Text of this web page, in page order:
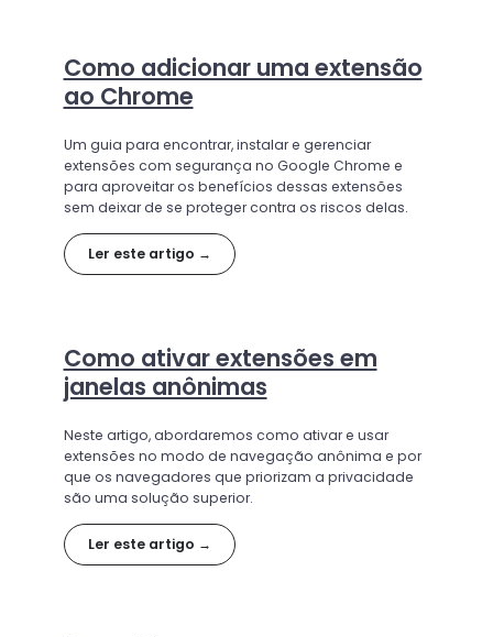
Como adicionar uma extensão
ao Chrome
Um guia para encontrar, instalar e gerenciar
extensões com segurança no Google Chrome e
para aproveitar os benefícios dessas extensões
sem deixar de se proteger contra os riscos delas.
Ler este artigo →
Como ativar extensões em
janelas anônimas
Neste artigo, abordaremos como ativar e usar
extensões no modo de navegação anônima e por
que os navegadores que priorizam a privacidade
são uma solução superior.
Ler este artigo →